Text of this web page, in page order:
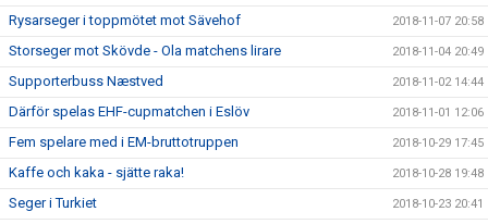
Rysarseger i toppmötet mot Sävehof 2018-11-07 20:58
Storseger mot Skövde - Ola matchens lirare 2018-11-04 20:49
Supporterbuss Næstved 2018-11-02 14:44
Därför spelas EHF-cupmatchen i Eslöv 2018-11-01 12:06
Fem spelare med i EM-bruttotruppen 2018-10-29 17:45
Kaffe och kaka - sjätte raka! 2018-10-28 19:48
Seger i Turkiet 2018-10-23 20:41